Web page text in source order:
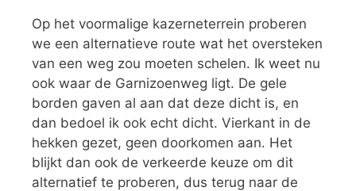
Op het voormalige kazerneterrein proberen
we een alternatieve route wat het oversteken
van een weg zou moeten schelen. Ik weet nu
ook waar de Garnizoenweg ligt. De gele
borden gaven al aan dat deze dicht is, en
dan bedoel ik ook echt dicht. Vierkant in de
hekken gezet, geen doorkomen aan. Het
blijkt dan ook de verkeerde keuze om dit
alternatief te proberen, dus terug naar de